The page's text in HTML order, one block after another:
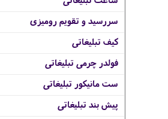
سررسید و تقویم رومیزی
کیف تبلیغاتی
فولدر چرمی تبلیغاتی
ست مانیکور تبلیغاتی
پیش بند تبلیغاتی